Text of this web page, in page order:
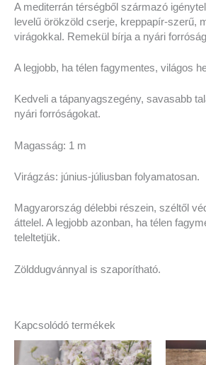
A mediterrán térségből származó
levelű örökzöld cserje, kreppapír-szerű,
virágokkal. Remekül bírja a nyári
A legjobb, ha télen fagymentes, világos
Kedveli a tápanyagszegény, savasabb
nyári forróságokat.
Magasság: 1 m
Virágzás: június-júliusban folyamatosan.
Magyarország délebbi részein, széltől
áttelel. A legjobb azonban, ha télen
teleltetjük.
Zölddugvánnyal is szaporítható.
Kapcsolódó termékek